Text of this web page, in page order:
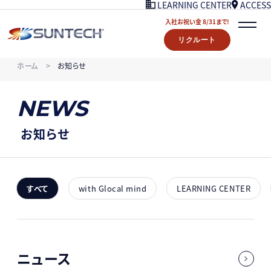
LEARNING CENTER ACCESS
入社お祝い金 8/31まで!
リクルート
STORY
LEARNING CENTER
入社お祝い金プレゼント 8/31まで！
リクルート
ホーム お知らせ
NEWS
お知らせ
すべて with Glocal mind LEARNING CENTER
ニュース